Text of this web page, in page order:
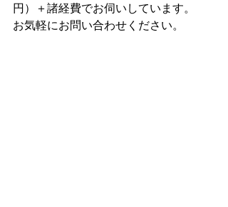
円）＋諸経費でお伺いしています。
お気軽にお問い合わせください。